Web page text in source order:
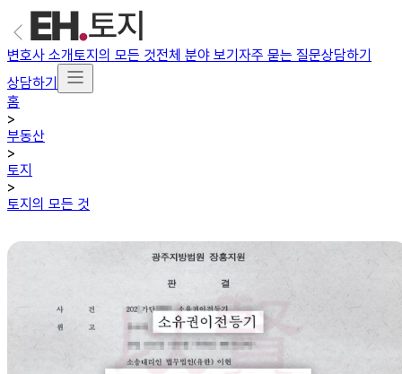
변호사 소개토지의 모든 것전체 분야 보기자주 묻는 질문상담하기
상담하기
홈
>
부동산
>
토지
>
토지의 모든 것